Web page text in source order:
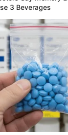
ดคาถา โมรปริตร เ
3 Beverages